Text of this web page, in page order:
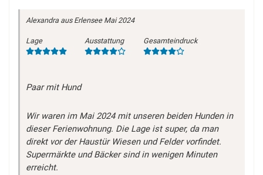
Alexandra aus Erlensee Mai 2024
Lage Ausstattung Gesamteindruck
Paar mit Hund
Wir waren im Mai 2024 mit unseren beiden Hunden in
dieser Ferienwohnung. Die Lage ist super, da man
direkt vor der Haustür Wiesen und Felder vorfindet.
Supermärkte und Bäcker sind in wenigen Minuten
erreicht.